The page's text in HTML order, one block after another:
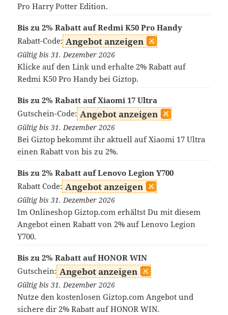
Pro Harry Potter Edition.
Bis zu 2% Rabatt auf Redmi K50 Pro Handy
Rabatt-Code: Angebot anzeigen
Gültig bis 31. Dezember 2026
Klicke auf den Link und erhalte 2% Rabatt auf
Redmi K50 Pro Handy bei Giztop.
Bis zu 2% Rabatt auf Xiaomi 17 Ultra
Gutschein-Code: Angebot anzeigen
Gültig bis 31. Dezember 2026
Bei Giztop bekommt ihr aktuell auf Xiaomi 17 Ultra
einen Rabatt von bis zu 2%.
Bis zu 2% Rabatt auf Lenovo Legion Y700
Rabatt Code: Angebot anzeigen
Gültig bis 31. Dezember 2026
Im Onlineshop Giztop.com erhältst Du mit diesem
Angebot einen Rabatt von 2% auf Lenovo Legion
Y700.
Bis zu 2% Rabatt auf HONOR WIN
Gutschein: Angebot anzeigen
Gültig bis 31. Dezember 2026
Nutze den kostenlosen Giztop.com Angebot und
sichere dir 2% Rabatt auf HONOR WIN.